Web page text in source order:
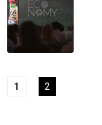
1 2